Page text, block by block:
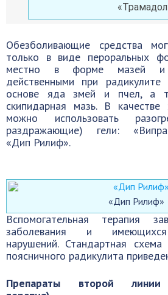
Обезболивающие средства
только в виде пероральных
местно в форме мазей и
действенными при
основе яда змей и пчел, а
скипидарная мазь. В
можно использовать
раздражающие) гели:
«Дип Рилиф».
«Дип Рилиф»
Вспомогательная терапия
заболевания и имеющихся
нарушений. Стандартная схема
поясничного радикулита
Препараты второй линии